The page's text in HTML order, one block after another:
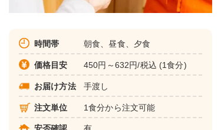
時間帯 朝食、昼食、夕食
価格目安 450円～632円/税込 (1食分)
お届け方法 手渡し
注文単位 1食分から注文可能